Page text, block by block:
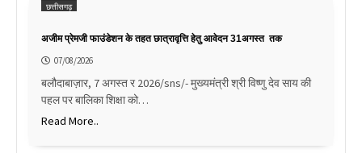
छत्तीसगढ़
अजीम प्रेमजी फाउंडेशन के तहत छात्रावृत्ति हेतु आवेदन 31अगस्त तक
07/08/2026
बलौदाबाज़ार, 7 अगस्त र 2026/sns/- मुख्यमंत्री श्री विष्णु देव साय की
पहल पर बालिका शिक्षा को…
Read More..